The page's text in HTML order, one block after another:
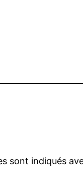
sont indiqués